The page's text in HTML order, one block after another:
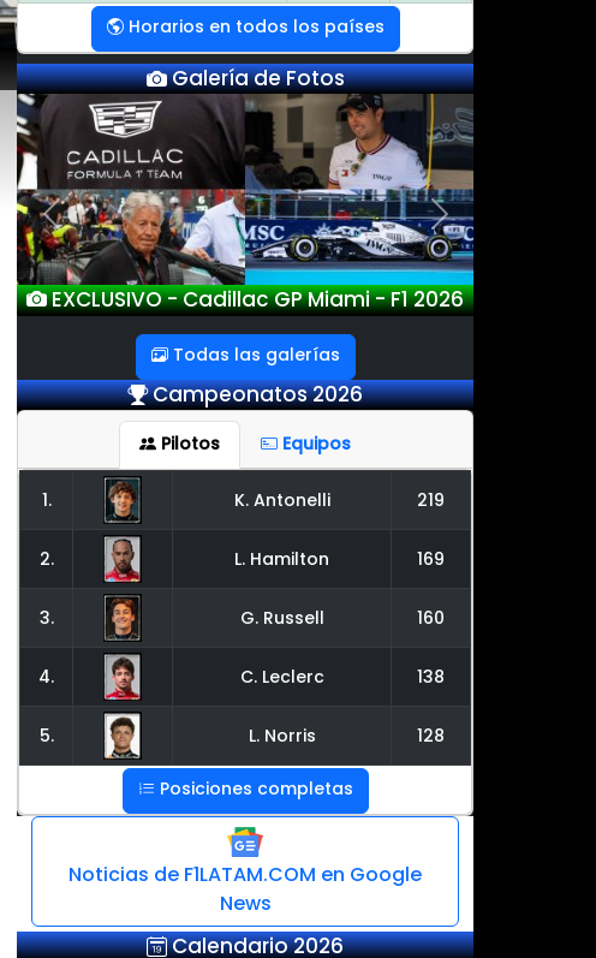
Horarios en todos los países
Galería de Fotos
EXCLUSIVO - Cadillac GP Miami - F1 2026
Previous Next
Todas las galerías
Campeonatos 2026
Pilotos Equipos
1. K. Antonelli 219
2. L. Hamilton 169
3. G. Russell 160
4. C. Leclerc 138
5. L. Norris 128
Posiciones completas
Noticias de F1LATAM.COM en Google
News
Calendario 2026